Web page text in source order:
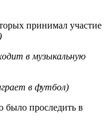
принимал участие
в музыкальную
в футбол)
проследить в